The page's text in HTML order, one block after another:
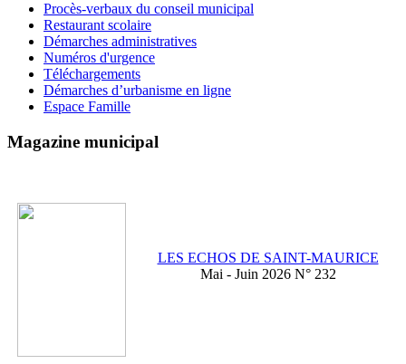
Procès-verbaux du conseil municipal
Restaurant scolaire
Démarches administratives
Numéros d'urgence
Téléchargements
Démarches d’urbanisme en ligne
Espace Famille
Magazine municipal
LES ECHOS DE SAINT-MAURICE
Mai - Juin 2026 N° 232